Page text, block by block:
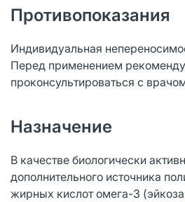
Противопоказания
Индивидуальная
Перед применением
проконсультироваться с
Назначение
В качестве биологически
дополнительного источника
жирных кислот омега-3